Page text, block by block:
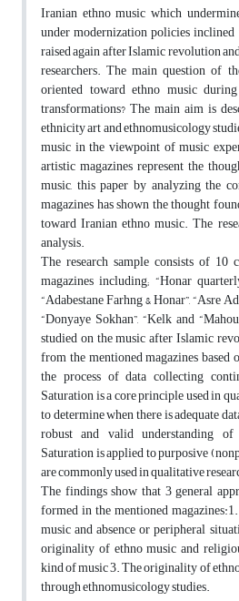
Iranian ethno music which
under modernization policies
raised again after Islamic revolution
researchers. The main question of
oriented toward ethno music
transformations? The main aim is
ethnicity art and ethnomusicology
music in the viewpoint of music
artistic magazines represent the
music, this paper by analyzing the
magazines has shown the thought
toward Iranian ethno music. The
analysis.
The research sample consists of
magazines including; “Honar
“Adabestane Farhng & Honar”, “Asre
“Donyaye Sokhan”, “Kelk and
studied on the music after Islamic
from the mentioned magazines based
the process of data collecting
Saturation is a core principle used in
to determine when there is adequate
robust and valid understanding of
Saturation is applied to purposive
are commonly used in qualitative
The findings show that 3 general
formed in the mentioned
music and absence or peripheral
originality of ethno music and
kind of music 3. The originality of
through ethnomusicology studies.